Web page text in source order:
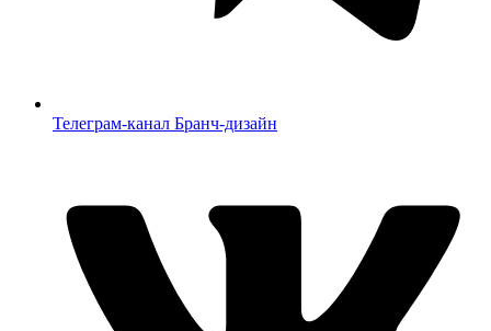
Телеграм-канал Бранч-дизайн